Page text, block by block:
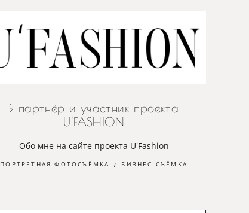
Я партнёр и участник проекта
U'FASHION
Обо мне на сайте проекта U'Fashion
ПОРТРЕТНАЯ ФОТОСЪЁМКА БИЗНЕС-СЪЁМКА